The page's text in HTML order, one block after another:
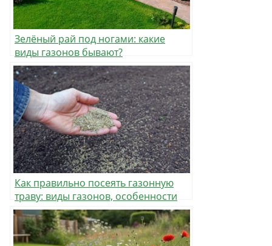
Зелёный рай под ногами: какие
виды газонов бывают?
Как правильно посеять газонную
траву: виды газонов, особенности
подготовки участка и посева